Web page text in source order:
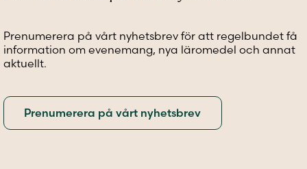
Prenumerera på vårt nyhetsbrev för att regelbundet få
information om evenemang, nya läromedel och annat
aktuellt.